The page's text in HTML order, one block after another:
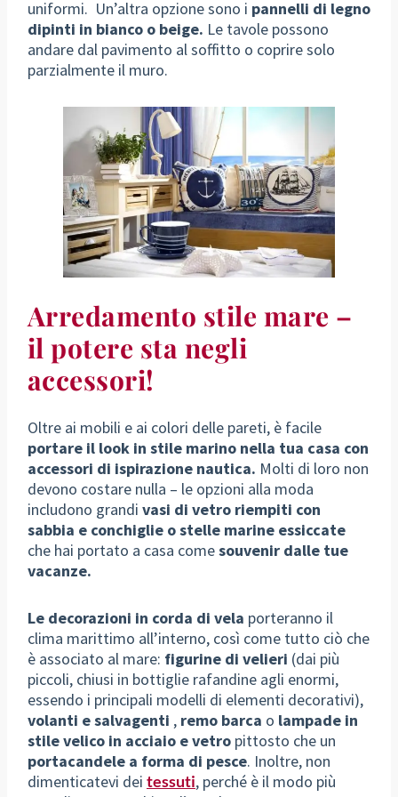
uniformi. Un’altra opzione sono i pannelli di legno
dipinti in bianco o beige. Le tavole possono
andare dal pavimento al soffitto o coprire solo
parzialmente il muro.
Arredamento stile mare –
il potere sta negli
accessori!
Oltre ai mobili e ai colori delle pareti, è facile
portare il look in stile marino nella tua casa con
accessori di ispirazione nautica. Molti di loro non
devono costare nulla – le opzioni alla moda
includono grandi vasi di vetro riempiti con
sabbia e conchiglie o stelle marine essiccate
che hai portato a casa comesouvenir dalle tue
vacanze.
Le decorazioni in corda di vela porteranno il
clima marittimo all’interno, così come tutto ciò che
è associato al mare: figurine di velieri (dai più
piccoli, chiusi in bottiglie rafandine agli enormi,
essendo i principali modelli di elementi decorativi),
volanti e salvagenti , remo barca o lampade in
stile velico in acciaio e vetropittosto che un
portacandele a forma di pesce. Inoltre, non
dimenticatevi dei tessuti, perché è il modo più